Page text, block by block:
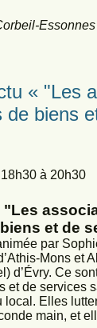
Essonnes
« "Les
de biens
à 20h30
"Les
et de
par
Mons et
d’Évry. Ce
et de services
local. Elles
main, et